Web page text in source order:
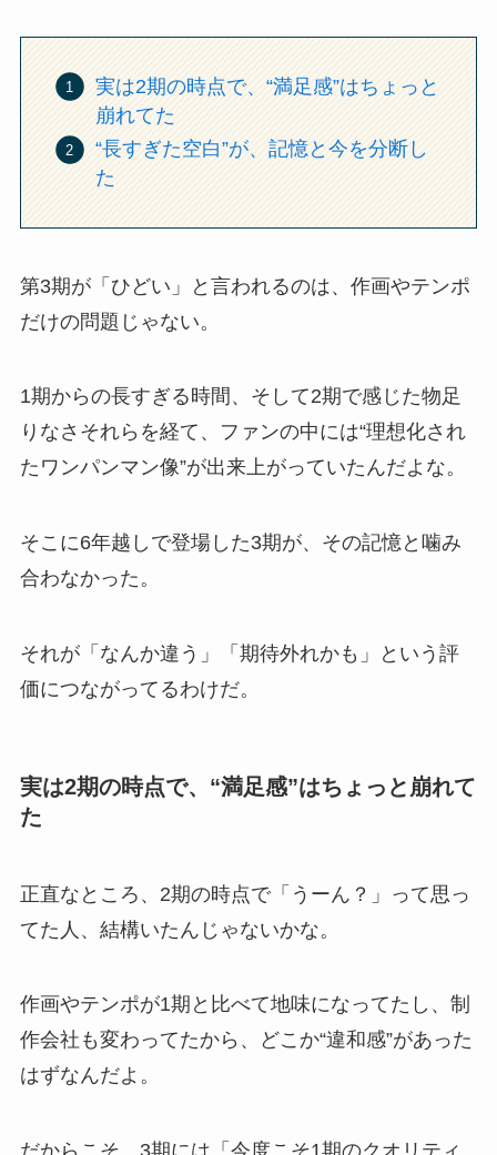
実は2期の時点で、“満足感”はちょっと
崩れてた
“長すぎた空白”が、記憶と今を分断し
た
第3期が「ひどい」と言われるのは、作画やテンポ
だけの問題じゃない。
1期からの長すぎる時間、そして2期で感じた物足
りなさそれらを経て、ファンの中には“理想化され
たワンパンマン像”が出来上がっていたんだよな。
そこに6年越しで登場した3期が、その記憶と噛み
合わなかった。
それが「なんか違う」「期待外れかも」という評
価につながってるわけだ。
実は2期の時点で、“満足感”はちょっと崩れて
た
正直なところ、2期の時点で「うーん？」って思っ
てた人、結構いたんじゃないかな。
作画やテンポが1期と比べて地味になってたし、制
作会社も変わってたから、どこか“違和感”があった
はずなんだよ。